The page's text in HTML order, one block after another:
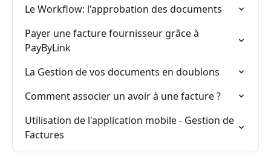
Le Workflow: l'approbation des documents
Payer une facture fournisseur grâce à
PayByLink
La Gestion de vos documents en doublons
Comment associer un avoir à une facture ?
Utilisation de l'application mobile - Gestion de
Factures